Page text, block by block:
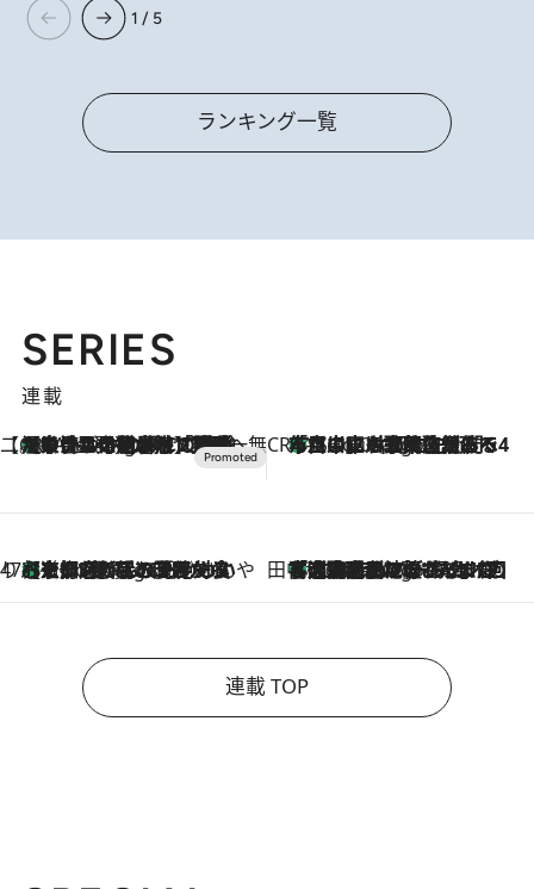
1 / 5
ランキング一覧
SERIES
連載
【CREA×星野リゾート】唯一無二。癒しと発見が待つ場所へ
1 Hour Ago
【トンボの足水浴】ヒノキの香りに包まれて涼感マックス！約13℃の湧水かけ流しを避暑地「星野温泉 トンボの湯」で体験 CREA'S CHOICE
3 Hours Ago
「立川にも歌舞伎があるんだよ」 片岡仁左衛門・市川中車ら豪華座組みで4年目の立川立飛歌舞伎へ
47都道府県の手みやげ ひんやりスイーツで夏を満喫
3 Hours Ago
【京都府】この夏絶対食べたい 冷やしておいしいおやつ3選 ひと口目から心を掴む新緑のテリーヌ 田中稲の勝手に再ブーム
8 Hours Ago
「湘南乃風に憧れて」観客大盛上がりの“タオル回し”に、ラッパー顔負けの高速歌唱まで…さだまさし（74）のアグレッシブすぎる現在地
連載 TOP